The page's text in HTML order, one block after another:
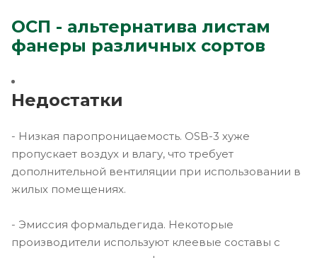
ОСП - альтернатива листам
фанеры различных сортов
Недостатки
- Низкая паропроницаемость. OSB-3 хуже
пропускает воздух и влагу, что требует
дополнительной вентиляции при использовании в
жилых помещениях.
- Эмиссия формальдегида. Некоторые
производители используют клеевые составы с